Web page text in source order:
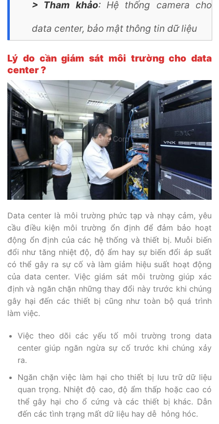
> Tham khảo: Hệ thống camera cho
data center, bảo mật thông tin dữ liệu
Lý do cần giám sát môi trường cho data
center ?
Data center là môi trường phức tạp và nhạy cảm, yêu
cầu điều kiện môi trường ổn định để đảm bảo hoạt
động ổn định của các hệ thống và thiết bị. Muỗi biến
đổi như tăng nhiệt độ, độ ẩm hay sự biến đổi áp suất
có thể gây ra sự cố và làm giảm hiệu suất hoạt động
của data center. Việc giám sát môi trường giúp xác
định và ngăn chặn những thay đổi này trước khi chúng
gây hại đến các thiết bị cũng như toàn bộ quá trình
làm việc.
Việc theo dõi các yếu tố môi trường trong data
center giúp ngăn ngừa sự cố trước khi chúng xảy
ra.
Ngăn chặn việc làm hại cho thiết bị lưu trữ dữ liệu
quan trọng. Nhiệt độ cao, độ ẩm thấp hoặc cao có
thể gây hại cho ổ cứng và các thiết bị khác. Dẫn
đến các tình trạng mất dữ liệu hay dễ hỏng hóc.